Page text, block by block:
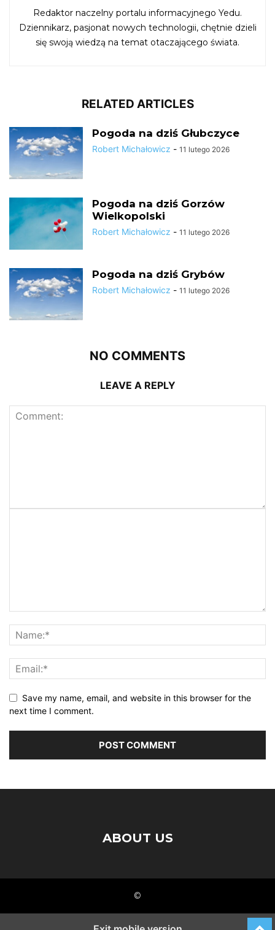
Redaktor naczelny portalu informacyjnego Yedu.
Dziennikarz, pasjonat nowych technologii, chętnie dzieli
się swoją wiedzą na temat otaczającego świata.
RELATED ARTICLES
Pogoda na dziś Głubczyce
Robert Michałowicz - 11 lutego 2026
Pogoda na dziś Gorzów
Wielkopolski
Robert Michałowicz - 11 lutego 2026
Pogoda na dziś Grybów
Robert Michałowicz - 11 lutego 2026
NO COMMENTS
LEAVE A REPLY
Save my name, email, and website in this browser for the
next time I comment.
ABOUT US
©